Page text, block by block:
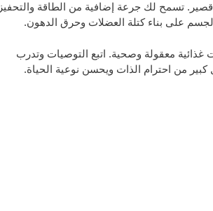
تسمح لك جرعة إضافية من الطاقة والتحفيز
على بناء كتلة العضلات وحرق الدهون.
معقولة وصحية. اتبع التوصيات وتدرب
من احترام الذات ويحسن نوعية الحياة.